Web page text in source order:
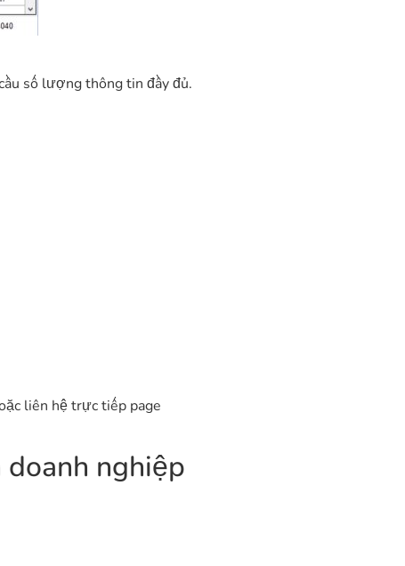
số lượng thông tin đầy đủ.
liên hệ trực tiếp page
nghiệp